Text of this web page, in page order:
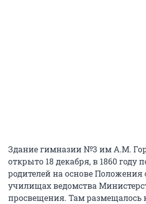
Здание гимназии №3 им А.М.
открыто 18 декабря, в 1860 году
родителей на основе Положения
училищах ведомства
просвещения. Там размещалось